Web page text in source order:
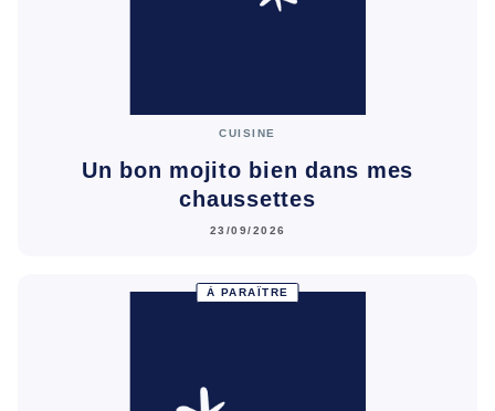
CUISINE
Un bon mojito bien dans mes
chaussettes
23/09/2026
À PARAÎTRE